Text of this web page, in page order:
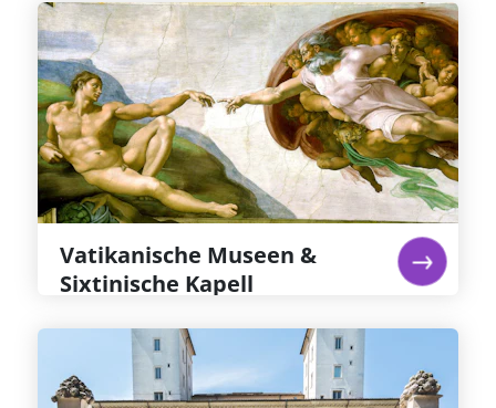
Vatikanische Museen &
Sixtinische Kapell
Vatikanische Museen &
Sixtinische Kapell
Michelangelos Fresken in der Sixtinischen
Kapelle gelten gemeinhin als das großartigste
jemals erschaffene Kunstwerk – sie allein sind
den Eintritt in die Sixtinische Kapelle und das
Ticket für die Vatikanischen Museen wert
Weiterlesen...
Galleria Borghese: Reservierter
Eintritt